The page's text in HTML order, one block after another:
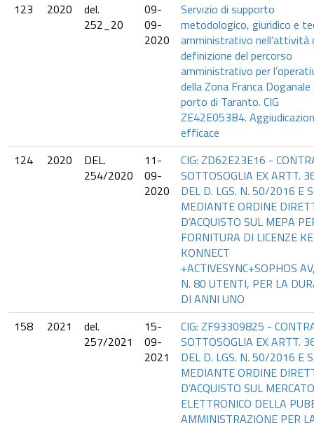
123
2020
del.
252_20
09-
09-
2020
Servizio di supporto
metodologico, giuridico e
amministrativo nell’attività
definizione del percorso
amministrativo per
della Zona Franca Doganale
porto di Taranto. CIG
ZE42E053B4.
efficace
124
2020
DEL.
254/2020
11-
09-
2020
CIG: ZD62E23E16 -
SOTTOSOGLIA EX ARTT.
DEL D. LGS. N. 50/2016 E
MEDIANTE ORDINE
D’ACQUISTO SUL MEPA
FORNITURA DI LICENZE
KONNECT
+ACTIVESYNC+SOPHOS
N. 80 UTENTI, PER LA
DI ANNI UNO
158
2021
del.
257/2021
15-
09-
2021
CIG: ZF93309825 -
SOTTOSOGLIA EX ARTT.
DEL D. LGS. N. 50/2016 E
MEDIANTE ORDINE
D’ACQUISTO SUL MERCATO
ELETTRONICO DELLA
AMMINISTRAZIONE PER